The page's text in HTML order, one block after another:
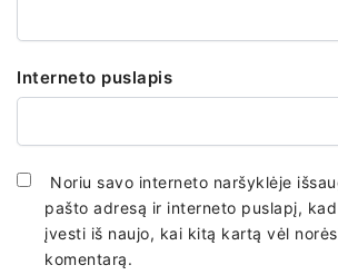
Interneto puslapis
Noriu savo interneto naršyklėje
pašto adresą ir interneto puslapį,
įvesti iš naujo, kai kitą kartą vėl
komentarą.